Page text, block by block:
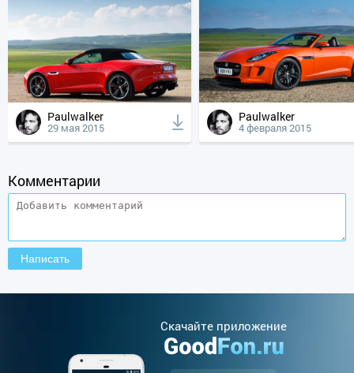
Paulwalker
29 мая 2015
Paulwalker
4 февраля 2015
Комментарии
Cкачайте приложение